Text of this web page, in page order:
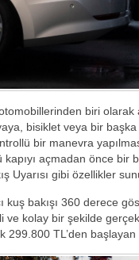
otomobillerinden biri
bisiklet veya bir
bir manevra
kapıyı açmadan önce
Uyarısı gibi özellikler
kuş bakışı 360 derece
ve kolay bir şekilde
299.800 TL’den